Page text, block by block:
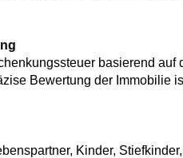
basierend
Bewertung der Immobilie
Kinder,